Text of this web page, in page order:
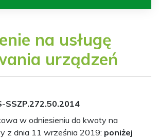
na usługę
urządzeń
SSZP.272.50.2014
w odniesieniu do kwoty na
z dnia 11 września 2019: poniżej